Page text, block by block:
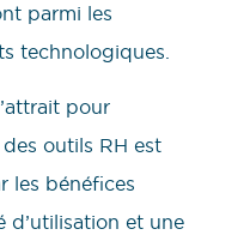
parmi les
technologiques.
pour
outils RH est
les bénéfices
d’utilisation et une